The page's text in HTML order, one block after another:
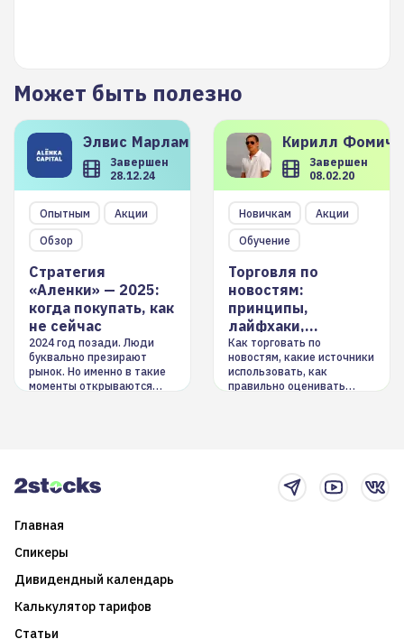
Может быть полезно
Элвис Марламов
Завершен
28.12.24
Опытным
Акции
Обзор
Стратегия
«Аленки» — 2025:
когда покупать, как
не сейчас
2024 год позади. Люди
буквально презирают
рынок. Но именно в такие
моменты открываются
Кирилл
Завершен
08.02.20
Новичкам
Акции
Обучение
Торговля по
новостям:
принципы,
лайфхаки,
инструменты
Как торговать по
новостям, какие источники
использовать, как
правильно оценивать
Главная
Спикеры
Дивидендный календарь
Калькулятор тарифов
Статьи